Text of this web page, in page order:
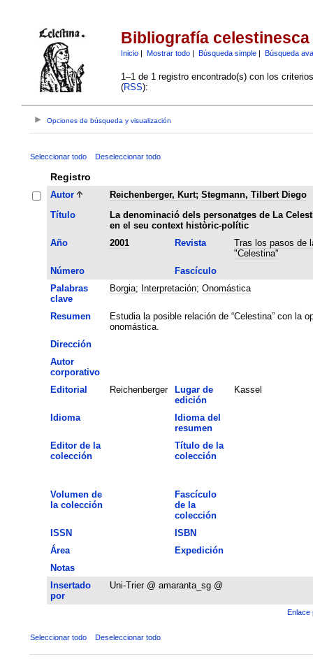
Bibliografía celestinesca
Inicio| Mostrar todo| Búsqueda simple| Búsqueda
1–1 de 1 registro encontrado(s) con los
(RSS):
Opciones de búsqueda y visualización
Seleccionar todo Deseleccionar todo
Registro
Autor Reichenberger, Kurt; Stegmann, Tilbert Diego
Título
La denominació dels personatges de La
en el seu context històric-polític
Año
2001 Revista
Tras los pasos de
"Celestina"
Número
Fascículo
Palabras
clave
Borgia; Interpretación; Onomástica
Resumen
Estudia la posible relación de “Celestina” con la
onomástica.
Dirección
Autor
corporativo
Editorial
Reichenberger
Lugar de
edición
Kassel
Idioma
Idioma del
resumen
Editor de la
colección
Título de la
colección
Volumen de
la colección
Fascículo
de la
colección
ISSN
ISBN
Área
Expedición
Notas
Insertado
por
Uni-Trier @ amaranta_sg @
Enlace
Seleccionar todo Deseleccionar todo